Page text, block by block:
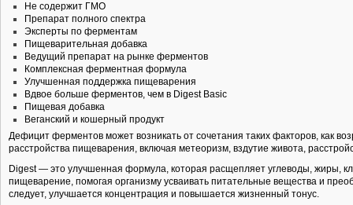
Не содержит ГМО
Препарат полного спектра
Эксперты по ферментам
Пищеварительная добавка
Ведущий препарат на рынке ферментов
Комплексная ферментная формула
Улучшенная поддержка пищеварения
Вдвое больше ферментов, чем в Digest Basic
Пищевая добавка
Веганский и кошерный продукт
Дефицит ферментов может возникать от сочетания таких факторов, как
расстройства пищеварения, включая метеоризм, вздутие живота,
Digest — это улучшенная формула, которая расщепляет углеводы, жиры,
пищеварение, помогая организму усваивать питательные вещества и
следует, улучшается концентрация и повышается жизненный тонус.